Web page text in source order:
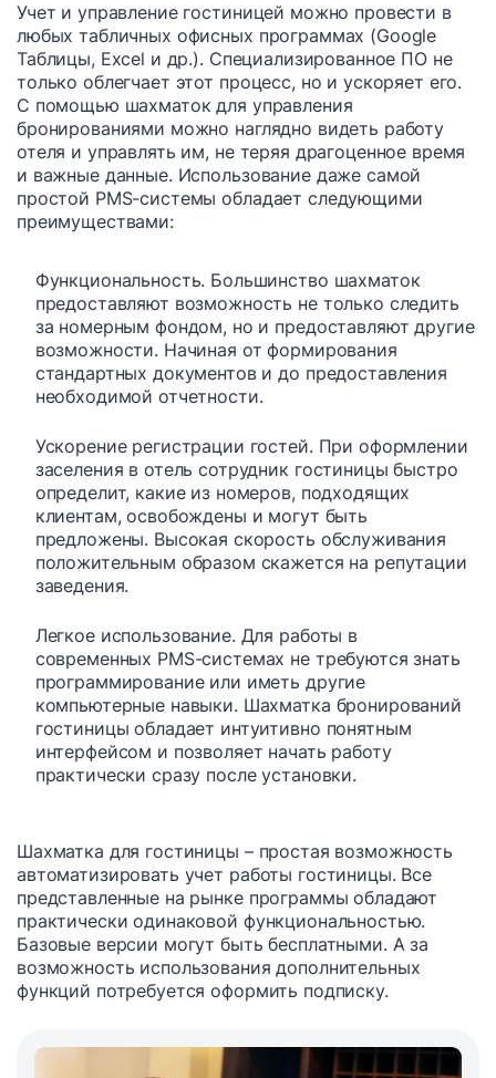
Учет и управление гостиницей можно провести в
любых табличных офисных программах (Google
Таблицы, Excel и др.). Специализированное ПО не
только облегчает этот процесс, но и ускоряет его.
С помощью шахматок для управления
бронированиями можно наглядно видеть работу
отеля и управлять им, не теряя драгоценное время
и важные данные. Использование даже самой
простой PMS-системы обладает следующими
преимуществами:
Функциональность. Большинство шахматок
предоставляют возможность не только следить
за номерным фондом, но и предоставляют другие
возможности. Начиная от формирования
стандартных документов и до предоставления
необходимой отчетности.
Ускорение регистрации гостей. При оформлении
заселения в отель сотрудник гостиницы быстро
определит, какие из номеров, подходящих
клиентам, освобождены и могут быть
предложены. Высокая скорость обслуживания
положительным образом скажется на репутации
заведения.
Легкое использование. Для работы в
современных PMS-системах не требуются знать
программирование или иметь другие
компьютерные навыки. Шахматка бронирований
гостиницы обладает интуитивно понятным
интерфейсом и позволяет начать работу
практически сразу после установки.
Шахматка для гостиницы – простая возможность
автоматизировать учет работы гостиницы. Все
представленные на рынке программы обладают
практически одинаковой функциональностью.
Базовые версии могут быть бесплатными. А за
возможность использования дополнительных
функций потребуется оформить подписку.